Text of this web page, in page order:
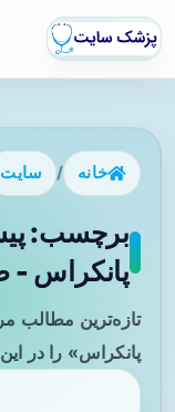
خانه / سایت
برچسب:
پانکراس -
تازه‌ترین مطالب
پانکراس» را در